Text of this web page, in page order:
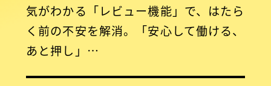
気がわかる「レビュー機能」で、はたら
く前の不安を解消。「安心して働ける、
あと押し」…